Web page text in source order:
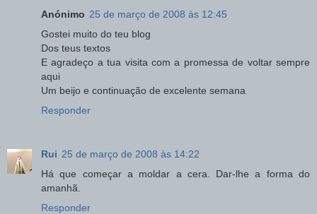
Anónimo 25 de março de 2008 às 12:45
Gostei muito do teu blog
Dos teus textos
E agradeço a tua visita com a promessa de voltar sempre
aqui
Um beijo e continuação de excelente semana
Responder
Rui 25 de março de 2008 às 14:22
Há que começar a moldar a cera. Dar-lhe a forma do
amanhã.
Responder